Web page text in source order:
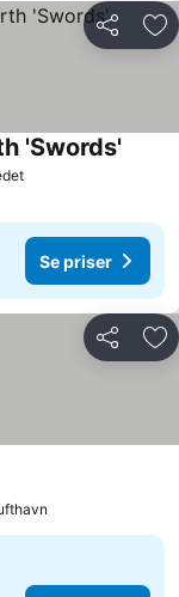
Del
'Swords'
Se priser
Del